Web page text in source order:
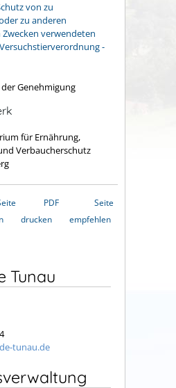
von zu
zu anderen
verwendeten
-
Genehmigung
für Ernährung,
Verbaucherschutz
PDF
drucken
Seite
empfehlen
Tunau
tunau.de